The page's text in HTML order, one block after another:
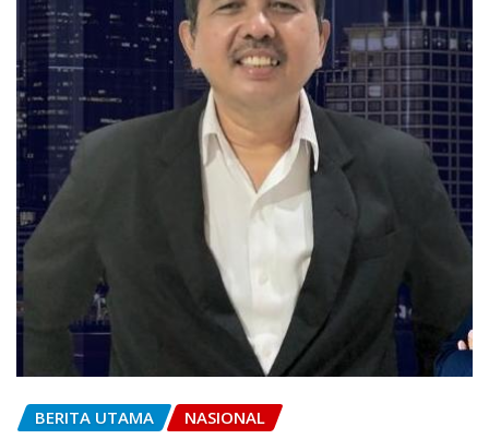
BERITA UTAMA NASIONAL